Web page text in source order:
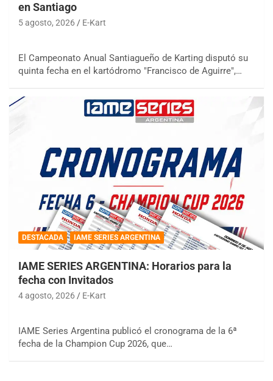
en Santiago
5 agosto, 2026 E-Kart
El Campeonato Anual Santiagueño de Karting disputó su
quinta fecha en el kartódromo "Francisco de Aguirre",…
DESTACADA IAME SERIES ARGENTINA
IAME SERIES ARGENTINA: Horarios para la
fecha con Invitados
4 agosto, 2026 E-Kart
IAME Series Argentina publicó el cronograma de la 6ª
fecha de la Champion Cup 2026, que…